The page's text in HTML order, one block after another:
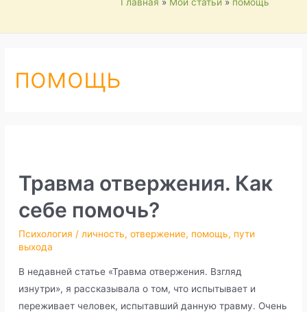
помощь
Травма отвержения. Как
себе помочь?
Психология / личность,отвержение, помощь, пути
выхода
В недавней статье «Травма отвержения. Взгляд
изнутри», я рассказывала о том, что испытывает и
переживает человек, испытавший данную травму. Очень